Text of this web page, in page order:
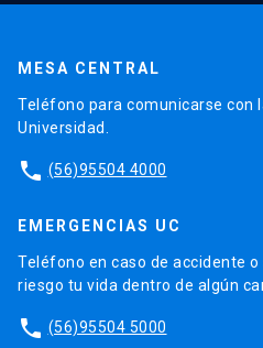
MESA CENTRAL
Teléfono para comunicarse con
Universidad.
phone (56)95504 4000
EMERGENCIAS UC
Teléfono en caso de accidente
riesgo tu vida dentro de algún
phone (56)95504 5000